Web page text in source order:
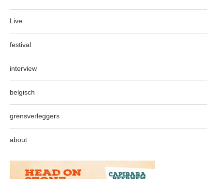
Live
festival
interview
belgisch
grensverleggers
about